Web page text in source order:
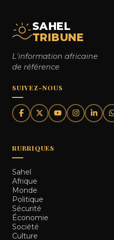
SAHEL
TRIBUNE
L'information africaine
de référence
SUIVEZ-NOUS
RUBRIQUES
Sahel
Afrique
Monde
Politique
Sécurité
Économie
Société
Culture